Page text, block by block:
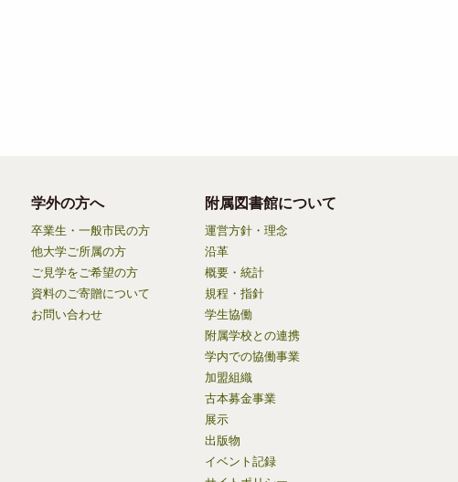
学外の方へ
卒業生・一般市民の方
他大学ご所属の方
ご見学をご希望の方
資料のご寄贈について
お問い合わせ
附属図書館について
運営方針・理念
沿革
概要・統計
規程・指針
学生協働
附属学校との連携
学内での協働事業
加盟組織
古本募金事業
展示
出版物
イベント記録